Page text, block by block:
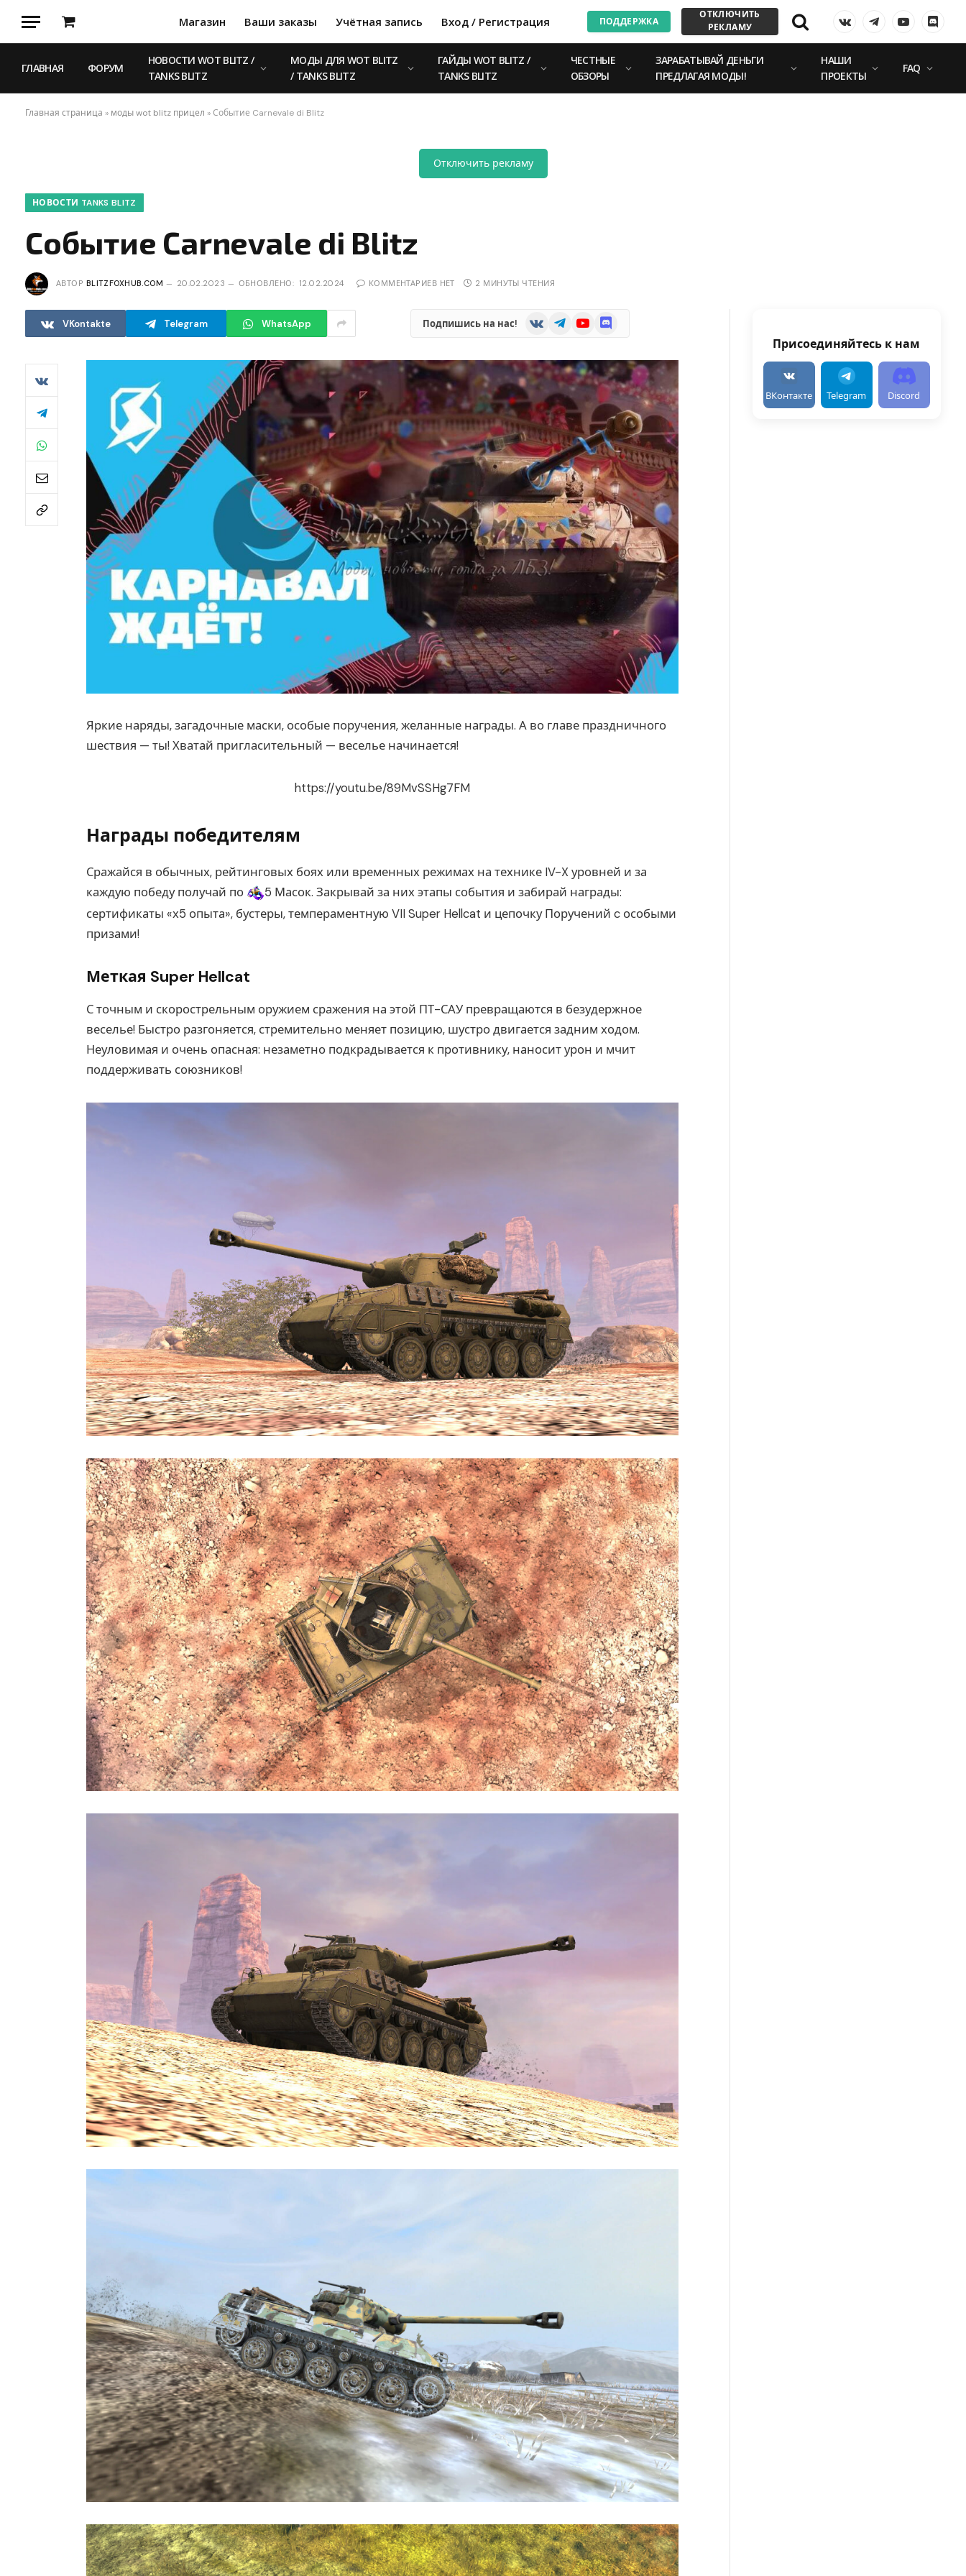
Корзина
Магазин Ваши заказы Учётная запись Вход / Регистрация ПОДДЕРЖКА
ОТКЛЮЧИТЬ
РЕКЛАМУ
VKontakteTelegramYouTube
ГЛАВНАЯ ФОРУМ
НОВОСТИ WOT BLITZ /
TANKS BLITZ
МОДЫ ДЛЯ WOT BLITZ
/ TANKS BLITZ
ГАЙДЫ WOT BLITZ /
TANKS BLITZ
ЧЕСТНЫЕ
ОБЗОРЫ
ЗАРАБАТЫВАЙ ДЕНЬГИ
ПРЕДЛАГАЯ МОДЫ!
НАШИ
ПРОЕКТЫ
FAQ
Главная страница » моды wot blitz прицел »Событие Carnevale di Blitz
Отключить рекламу
НОВОСТИ TANKS BLITZ
Событие Carnevale di Blitz
АВТОР BLITZFOXHUB.COM 20.02.2023 ОБНОВЛЕНО: 12.02.2024 КОММЕНТАРИЕВ НЕТ 2 МИНУТЫ ЧТЕНИЯ
VKontakte Telegram WhatsApp Подпишись на нас! VKontakteTelegramYouTubeDiscord
Яркие наряды, загадочные маски, особые поручения, желанные награды. А во главе праздничного
шествия — ты! Хватай пригласительный — веселье начинается!
https://youtu.be/89MvSSHg7FM
Награды победителям
Сражайся в обычных, рейтинговых боях или временных режимах на технике IV-X уровней и за
каждую победу получай по
5 Масок. Закрывай за них этапы события и забирай награды:
сертификаты «х5 опыта», бустеры, темпераментную VII Super Hellcat и цепочку Поручений c особыми
призами!
Меткая Super Hellcat
С точным и скорострельным оружием сражения на этой ПТ-САУ превращаются в безудержное
веселье! Быстро разгоняется, стремительно меняет позицию, шустро двигается задним ходом.
Неуловимая и очень опасная: незаметно подкрадывается к противнику, наносит урон и мчит
поддерживать союзников!
Присоединяйтесь к нам
ВКонтакте Telegram Discord